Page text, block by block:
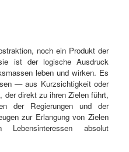
noch ein Produkt der
ist der logische Ausdruck
leben und wirken. Es
— aus Kurzsichtigkeit oder
direkt zu ihren Zielen führt,
der Regierungen und der
zur Erlangung von Zielen
absolut